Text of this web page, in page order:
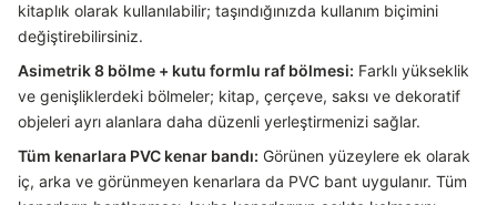
kitaplık olarak kullanılabilir; taşındığınızda kullanım biçimini
değiştirebilirsiniz.
Asimetrik 8 bölme + kutu formlu raf bölmesi: Farklı yükseklik
ve genişliklerdeki bölmeler; kitap, çerçeve, saksı ve dekoratif
objeleri ayrı alanlara daha düzenli yerleştirmenizi sağlar.
Tüm kenarlara PVC kenar bandı: Görünen yüzeylere ek olarak
iç, arka ve görünmeyen kenarlara da PVC bant uygulanır. Tüm